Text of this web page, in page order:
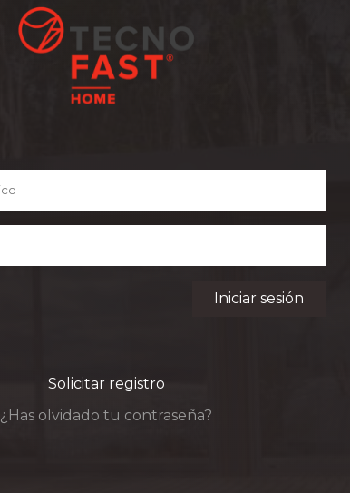
Iniciar sesión
Solicitar registro
¿Has olvidado tu contraseña?